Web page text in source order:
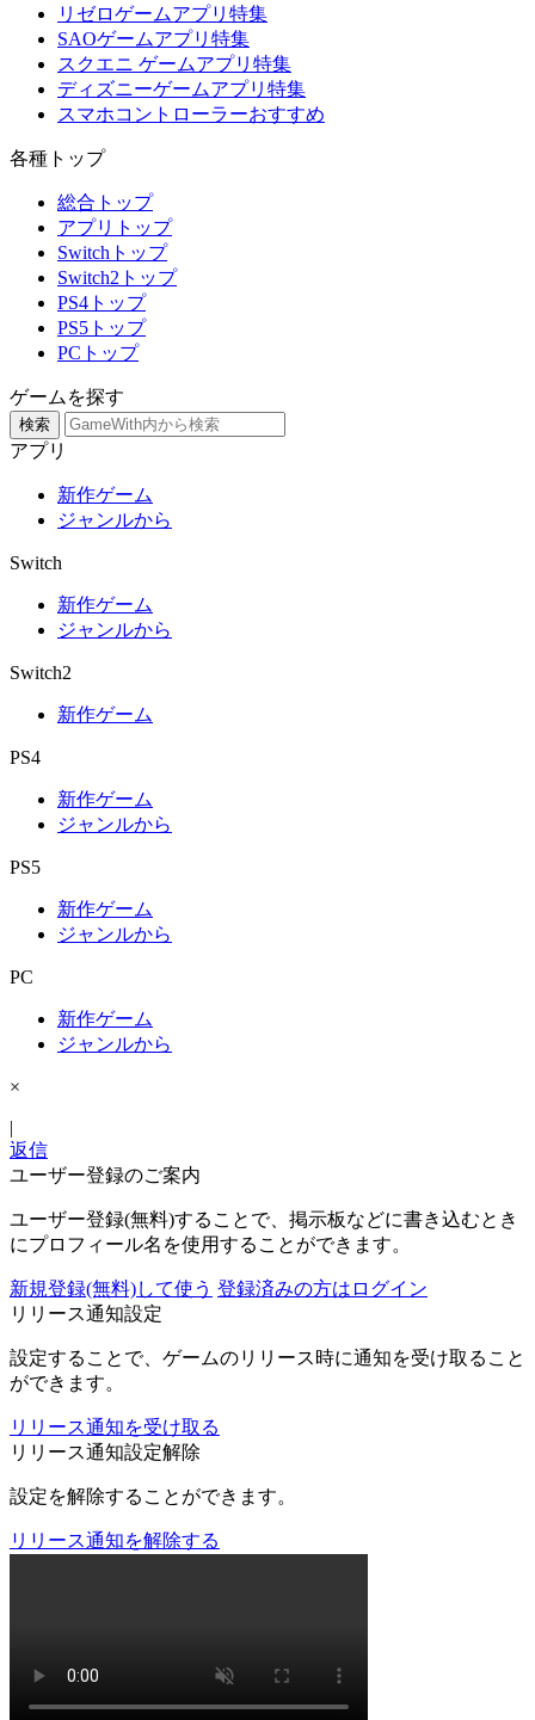
リゼロゲームアプリ特集
SAOゲームアプリ特集
スクエニ ゲームアプリ特集
ディズニーゲームアプリ特集
スマホコントローラーおすすめ
各種トップ
総合トップ
アプリトップ
Switchトップ
Switch2トップ
PS4トップ
PS5トップ
PCトップ
ゲームを探す
検索
アプリ
新作ゲーム
ジャンルから
Switch
新作ゲーム
ジャンルから
Switch2
新作ゲーム
PS4
新作ゲーム
ジャンルから
PS5
新作ゲーム
ジャンルから
PC
新作ゲーム
ジャンルから
×
|
返信
ユーザー登録のご案内
ユーザー登録(無料)することで、掲示板などに書き込むとき
にプロフィール名を使用することができます。
新規登録(無料)して使う 登録済みの方はログイン
リリース通知設定
設定することで、ゲームのリリース時に通知を受け取ること
ができます。
リリース通知を受け取る
リリース通知設定解除
設定を解除することができます。
リリース通知を解除する